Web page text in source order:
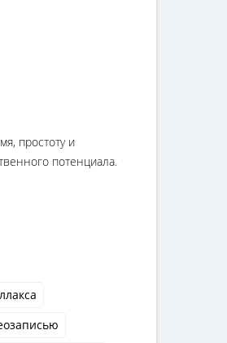
простоту и
потенциала.